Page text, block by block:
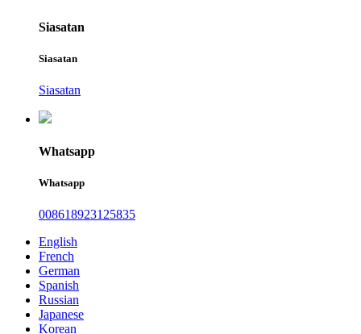
Siasatan
Siasatan
Siasatan
Whatsapp
Whatsapp
008618923125835
English
French
German
Spanish
Russian
Japanese
Korean